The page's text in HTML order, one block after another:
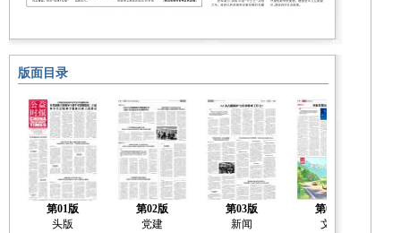
版面目录
第01版
头版
第02版
党建
第03版
新闻
第04版
文化